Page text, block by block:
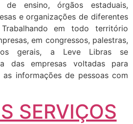
de ensino, órgãos estaduais,
e organizações de diferentes
em todo território
em congressos, palestras,
gerais, a Leve Libras se
das empresas voltadas para
informações de pessoas com
SERVIÇOS